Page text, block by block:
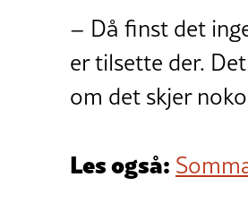
– Då finst det
er tilsette der.
om det skjer
Les også: